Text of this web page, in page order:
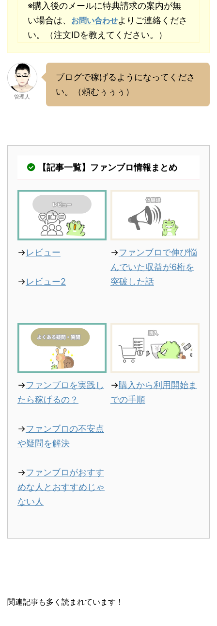
※購入後のメールに特典請求の案内が無
い場合は、 お問い合わせよりご連絡くださ
い。（注文IDを教えてください。）
管理人
ブログで稼げるようになってくださ
い。（頼むぅぅぅ）
【記事一覧】ファンブロ情報まとめ
→レビュー
→レビュー2
→ファンブロで伸び悩
んでいた収益が6桁を
突破した話
→ファンブロを実践し
たら稼げるの？
→ファンブロの不安点
や疑問を解決
→ファンブロがおすす
めな人とおすすめじゃ
ない人
→購入から利用開始ま
での手順
関連記事も多く読まれています！